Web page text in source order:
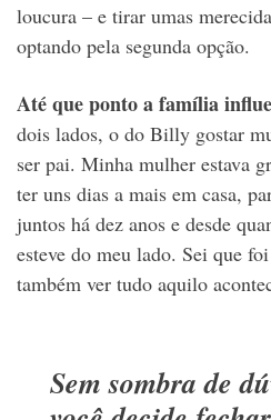
loucura – e tirar umas
optando pela segunda opção.
Até que ponto a família
dois lados, o do Billy gostar
ser pai. Minha mulher estava
ter uns dias a mais em casa,
juntos há dez anos e desde
esteve do meu lado. Sei que
também ver tudo aquilo
Sem sombra de